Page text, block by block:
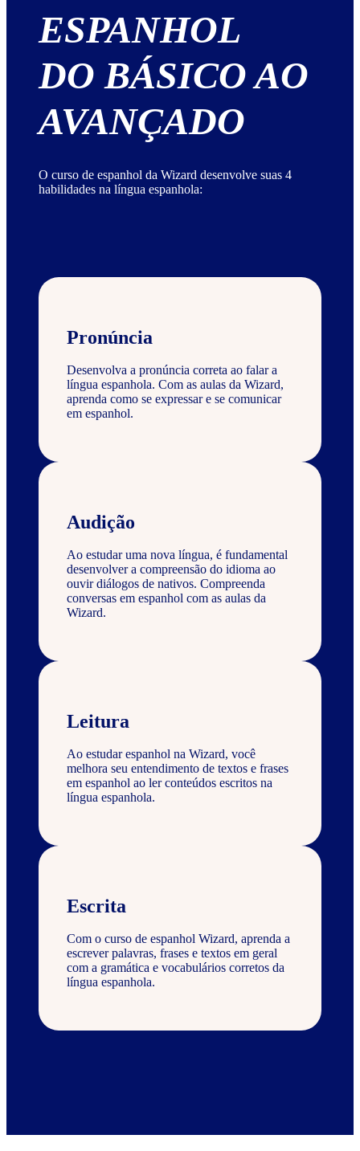
ESPANHOL
DO BÁSICO AO
AVANÇADO
O curso de espanhol da Wizard desenvolve suas 4
habilidades na língua espanhola:
Pronúncia
Desenvolva a pronúncia correta ao falar a
língua espanhola. Com as aulas da Wizard,
aprenda como se expressar e se comunicar
em espanhol.
Audição
Ao estudar uma nova língua, é fundamental
desenvolver a compreensão do idioma ao
ouvir diálogos de nativos. Compreenda
conversas em espanhol com as aulas da
Wizard.
Leitura
Ao estudar espanhol na Wizard, você
melhora seu entendimento de textos e frases
em espanhol ao ler conteúdos escritos na
língua espanhola.
Escrita
Com o curso de espanhol Wizard, aprenda a
escrever palavras, frases e textos em geral
com a gramática e vocabulários corretos da
língua espanhola.